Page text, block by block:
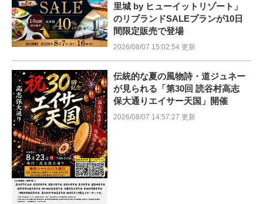
里城 by ヒューイットリゾート」
のリブランドSALEプランが10日
間限定販売で登場
2026/08/07 15:02:54 更新
伝統的な夏の風物詩・道ジュネー
が見られる「第30回 読谷村高志
保大通りエイサー天国」開催
2026/08/07 14:57:27 更新